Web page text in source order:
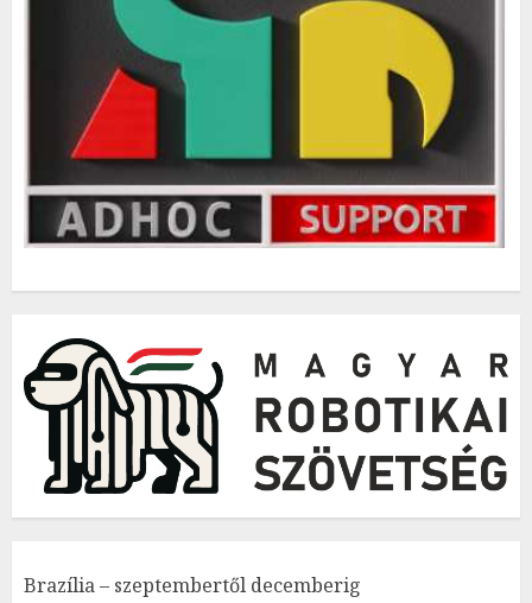
Brazília – szeptembertől decemberig